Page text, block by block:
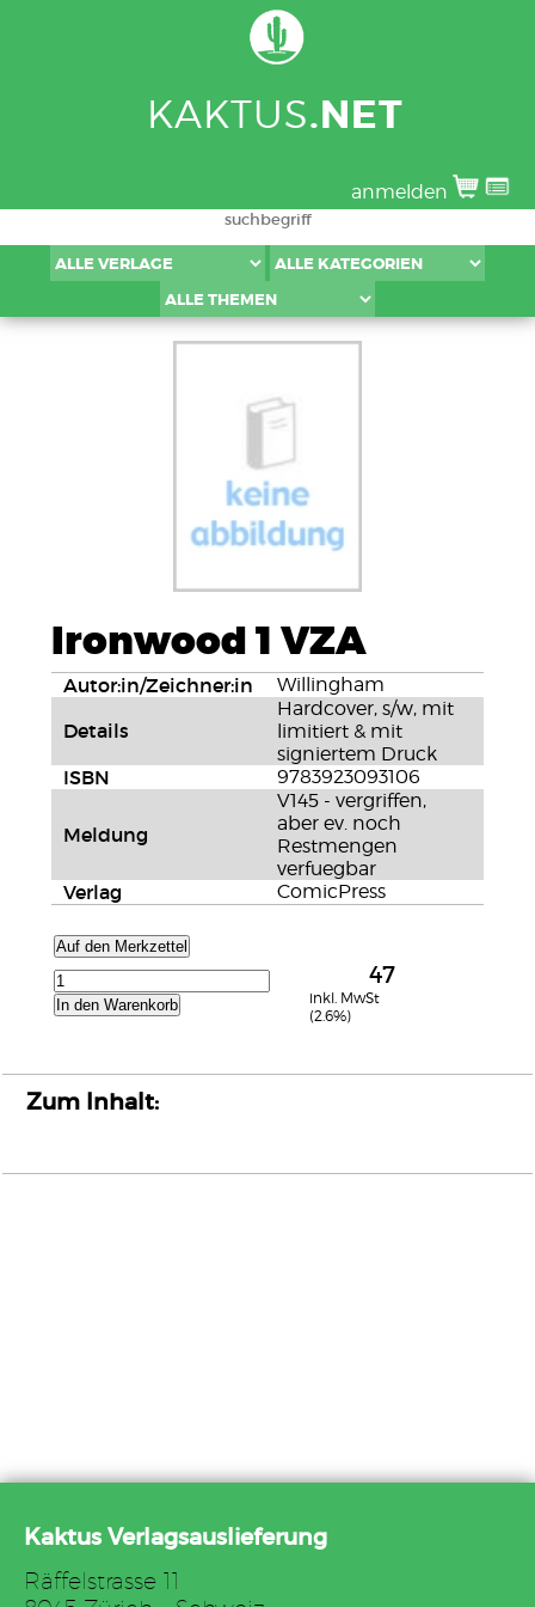
KAKTUS.NET
anmelden
Ironwood 1 VZA
Autor:in/Zeichner:in Willingham
Details
Hardcover, s/w, mit
limitiert & mit
signiertem Druck
ISBN 9783923093106
Meldung
V145 - vergriffen,
aber ev. noch
Restmengen
verfuegbar
Verlag ComicPress
Auf den Merkzettel
In den Warenkorb
47
inkl. MwSt
(2.6%)
Zum Inhalt:
Kaktus Verlagsauslieferung
Räffelstrasse 11